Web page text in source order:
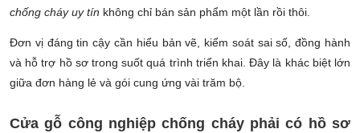
chống cháy uy tín không chỉ bán sản phẩm một lần rồi thôi.
Đơn vị đáng tin cậy cần hiểu bản vẽ, kiểm soát sai số, đồng hành
và hỗ trợ hồ sơ trong suốt quá trình triển khai. Đây là khác biệt lớn
giữa đơn hàng lẻ và gói cung ứng vài trăm bộ.
Cửa gỗ công nghiệp chống cháy phải có hồ sơ